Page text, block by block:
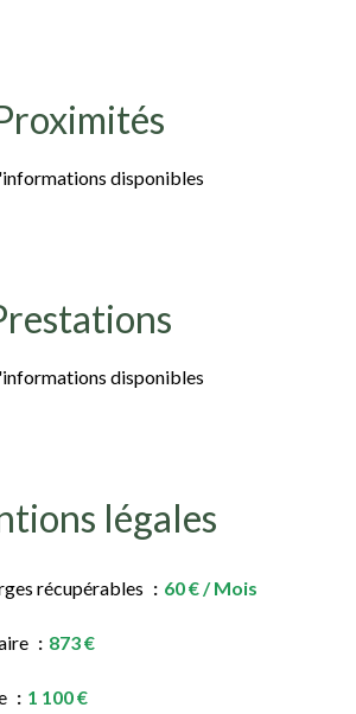
disponibles
disponibles
légales
récupérables 60 € / Mois
873 €
1 100 €